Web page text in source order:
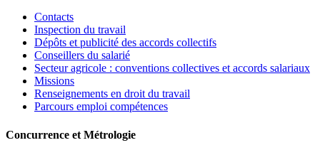
Contacts
Inspection du travail
Dépôts et publicité des accords collectifs
Conseillers du salarié
Secteur agricole : conventions collectives et accords salariaux
Missions
Renseignements en droit du travail
Parcours emploi compétences
Concurrence et Métrologie